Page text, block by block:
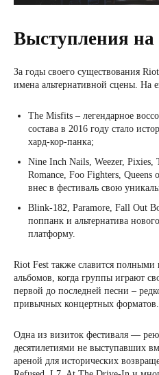
Выступления на
За годы своего существования
имена альтернативной сцены. На
The Misfits – легендарное
состава в 2016 году стало
хард-кор-панка;
Nine Inch Nails, Weezer, Pixies,
Romance, Foo Fighters,
внес в фестиваль свою
Blink-182, Paramore, Fall Out
поппанк и альтернатива
платформу.
Riot Fest также славится полными
альбомов, когда группы играют
первой до последней песни –
привычных концертных форматов.
Одна из визиток фестиваля —
десятилетиями не выступавших
ареной для исторических